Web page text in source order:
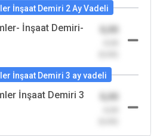
İnşaat Demiri 2 Ay Vadeli
İnşaat Demiri-
0,00
İnşaat Demiri 3 ay vadeli
İnşaat Demiri 3
0,00